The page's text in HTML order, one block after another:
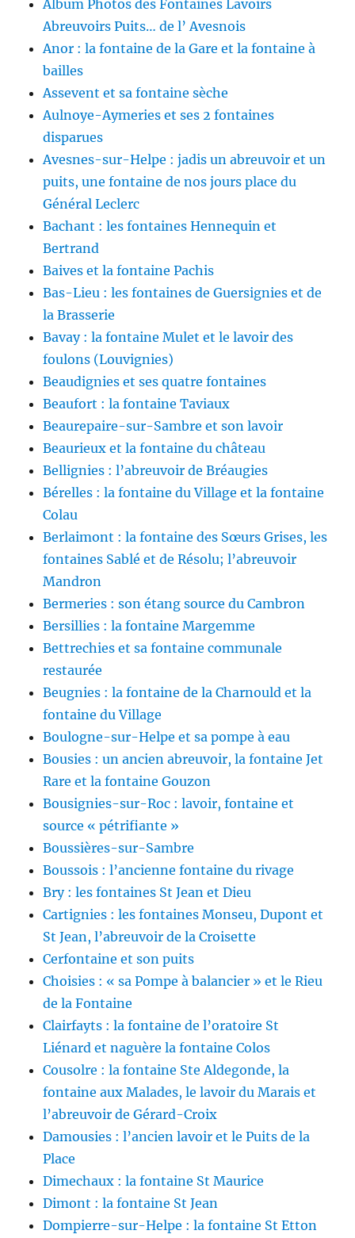
Album Photos des Fontaines Lavoirs
Abreuvoirs Puits… de l’ Avesnois
Anor : la fontaine de la Gare et la fontaine à
bailles
Assevent et sa fontaine sèche
Aulnoye-Aymeries et ses 2 fontaines
disparues
Avesnes-sur-Helpe : jadis un abreuvoir et un
puits, une fontaine de nos jours place du
Général Leclerc
Bachant : les fontaines Hennequin et
Bertrand
Baives et la fontaine Pachis
Bas-Lieu : les fontaines de Guersignies et de
la Brasserie
Bavay : la fontaine Mulet et le lavoir des
foulons (Louvignies)
Beaudignies et ses quatre fontaines
Beaufort : la fontaine Taviaux
Beaurepaire-sur-Sambre et son lavoir
Beaurieux et la fontaine du château
Bellignies : l’abreuvoir de Bréaugies
Bérelles : la fontaine du Village et la fontaine
Colau
Berlaimont : la fontaine des Sœurs Grises, les
fontaines Sablé et de Résolu; l’abreuvoir
Mandron
Bermeries : son étang source du Cambron
Bersillies : la fontaine Margemme
Bettrechies et sa fontaine communale
restaurée
Beugnies : la fontaine de la Charnould et la
fontaine du Village
Boulogne-sur-Helpe et sa pompe à eau
Bousies : un ancien abreuvoir, la fontaine Jet
Rare et la fontaine Gouzon
Bousignies-sur-Roc : lavoir, fontaine et
source « pétrifiante »
Boussières-sur-Sambre
Boussois : l’ancienne fontaine du rivage
Bry : les fontaines St Jean et Dieu
Cartignies : les fontaines Monseu, Dupont et
St Jean, l’abreuvoir de la Croisette
Cerfontaine et son puits
Choisies : « sa Pompe à balancier » et le Rieu
de la Fontaine
Clairfayts : la fontaine de l’oratoire St
Liénard et naguère la fontaine Colos
Cousolre : la fontaine Ste Aldegonde, la
fontaine aux Malades, le lavoir du Marais et
l’abreuvoir de Gérard-Croix
Damousies : l’ancien lavoir et le Puits de la
Place
Dimechaux : la fontaine St Maurice
Dimont : la fontaine St Jean
Dompierre-sur-Helpe : la fontaine St Etton